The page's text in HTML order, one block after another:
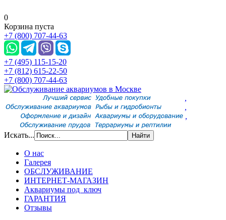
0
Корзина пуста
+7 (800) 707-44-63
+7 (495) 115-15-20
+7 (812) 615-22-50
+7 (800) 707-44-63
,
,
,
Искать...
О нас
Галерея
ОБСЛУЖИВАНИЕ
ИНТЕРНЕТ-МАГАЗИН
Аквариумы под ключ
ГАРАНТИЯ
Отзывы